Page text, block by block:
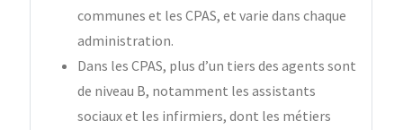
communes et les CPAS, et varie dans chaque
administration.
Dans les CPAS, plus d’un tiers des agents sont
de niveau B, notamment les assistants
sociaux et les infirmiers, dont les métiers